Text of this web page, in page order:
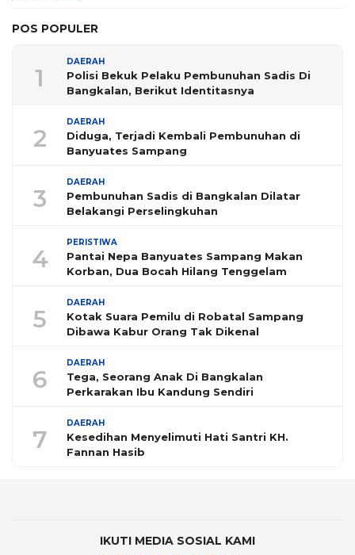
POS POPULER
1
DAERAH
Polisi Bekuk Pelaku Pembunuhan Sadis Di
Bangkalan, Berikut Identitasnya
2
DAERAH
Diduga, Terjadi Kembali Pembunuhan di
Banyuates Sampang
3
DAERAH
Pembunuhan Sadis di Bangkalan Dilatar
Belakangi Perselingkuhan
4
PERISTIWA
Pantai Nepa Banyuates Sampang Makan
Korban, Dua Bocah Hilang Tenggelam
5
DAERAH
Kotak Suara Pemilu di Robatal Sampang
Dibawa Kabur Orang Tak Dikenal
6
DAERAH
Tega, Seorang Anak Di Bangkalan
Perkarakan Ibu Kandung Sendiri
7
DAERAH
Kesedihan Menyelimuti Hati Santri KH.
Fannan Hasib
IKUTI MEDIA SOSIAL KAMI